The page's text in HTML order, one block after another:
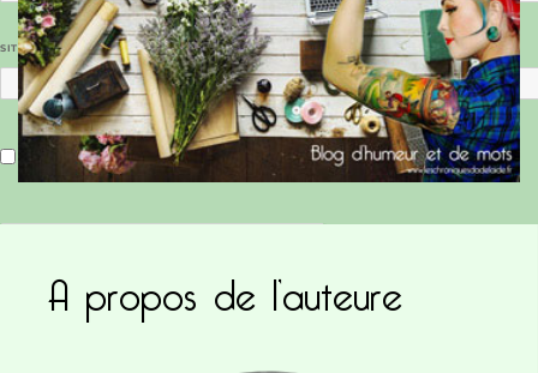
SITE WEB
Enregistrer mon nom, mon e-mail et mon site dans le navigateur pour mon prochain commentaire.
A propos de l’auteure